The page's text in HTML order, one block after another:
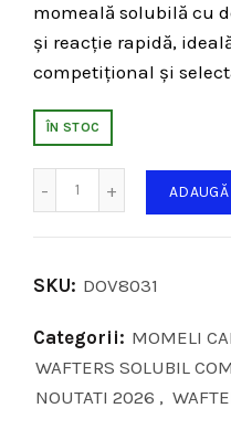
momeală solubilă cu
și reacție rapidă,
competițional și
ÎN STOC
SKU: DOV8031
Categorii: MOMELI
WAFTERS SOLUBIL
NOUTATI 2026 ,